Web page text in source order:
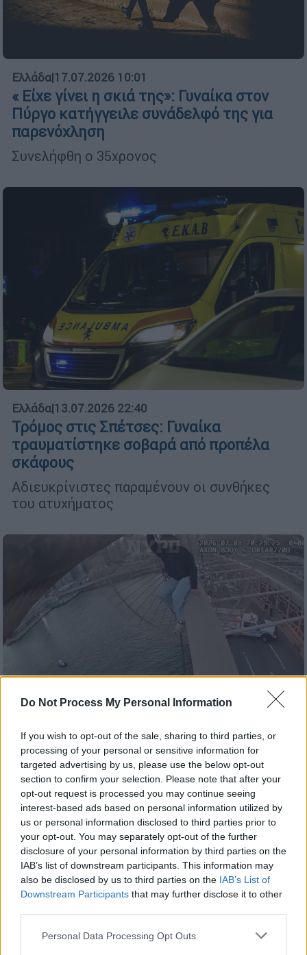
Do Not Process My Personal Information
If you wish to opt-out of the sale, sharing to third parties, or
processing of your personal or sensitive information for
targeted advertising by us, please use the below opt-out
section to confirm your selection. Please note that after your
opt-out request is processed you may continue seeing
interest-based ads based on personal information utilized by
us or personal information disclosed to third parties prior to
your opt-out. You may separately opt-out of the further
disclosure of your personal information by third parties on the
IAB’s list of downstream participants. This information may
also be disclosed by us to third parties on the IAB’s List of
Downstream Participants that may further disclose it to other
Please note that this website/app uses one or more Google
Personal Data Processing Opt Outs
Ελλάδα|17.07.2026 10:01
« Είχε γίνει η σκιά της»: Γυναίκα στον
Πύργο κατήγγειλε συνάδελφό της για
παρενόχληση
Συνελήφθη ο 35χρονος
Ελλάδα|13.07.2026 22:40
Τρόμος στις Σπέτσες: Γυναίκα
τραυματίστηκε σοβαρά από προπέλα
σκάφους
Αδιευκρίνιστες παραμένουν οι συνθήκες
του ατυχήματος
Κόσμος|10.07.2026 08:10
«Μην το κάνεις»: Η δραματική στιγμή
που αστυνομικοί σώζουν γυναίκα πριν
πηδήξει από τη γέφυρα του Μπρούκλιν
Κάμερες σώματος καταγράφουν τις
συγκλονιστικές στιγμές και την προσπάθεια
να την πείσουν να μην πέσει στο κενό